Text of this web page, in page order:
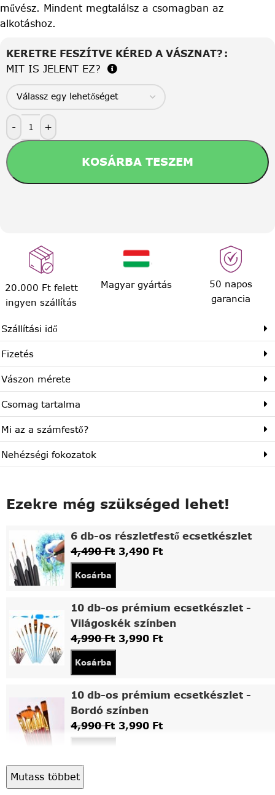
művész. Mindent megtalálsz a csomagban az
alkotáshoz.
KERETRE FESZÍTVE KÉRED A VÁSZNAT?
MIT IS JELENT EZ?
- +
KOSÁRBA TESZEM
20.000 Ft felett
ingyen szállítás
Magyar gyártás
50 napos
garancia
Szállítási idő
Fizetés
Vászon mérete
Csomag tartalma
Mi az a számfestő?
Nehézségi fokozatok
Ezekre még szükséged lehet!
6 db-os részletfestő ecsetkészlet
4,490Ft 3,490 Ft
Kosárba
10 db-os prémium ecsetkészlet -
Világoskék színben
4,990Ft 3,990 Ft
Kosárba
10 db-os prémium ecsetkészlet -
Bordó színben
4,990Ft 3,990 Ft
Asztali fa festőállvány
Mutass többet